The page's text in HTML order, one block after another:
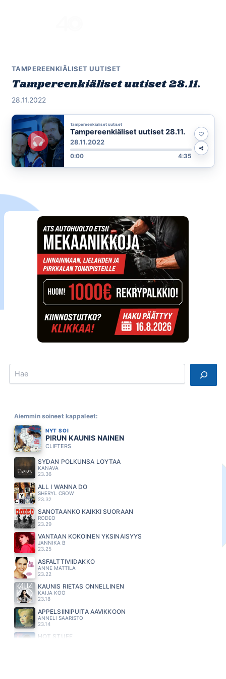
TAMPEREENKIÄLISET UUTISET
Tampereenkiäliset uutiset 28.11.
28.11.2022
Tampereenkiäliset uutiset
Tampereenkiäliset uutiset 28.11.
28.11.2022
0:00 4:35
Search
Aiemmin soineet kappaleet:
NYT SOI
PIRUN KAUNIS NAINEN
CLIFTERS
SYDÄN POLKUNSA LÖYTÄÄ
KANAVA
23.36
ALL I WANNA DO
SHERYL CROW
23.32
SANOTAANKO KAIKKI SUORAAN
RODEO
23.29
VANTAAN KOKOINEN YKSINÄISYYS
JANNIKA B
23.25
ASFALTTIVIIDAKKO
ANNE MATTILA
23.22
KAUNIS RIETAS ONNELLINEN
KAIJA KOO
23.18
APPELSIINIPUITA AAVIKKOON
ANNELI SAARISTO
23.14
HOT STUFF